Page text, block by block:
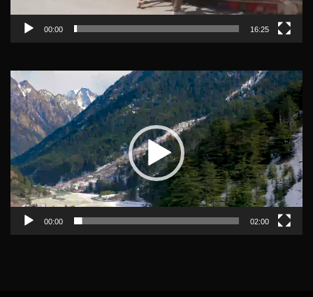
00:00 16:25
Video
Player
00:00 02:00